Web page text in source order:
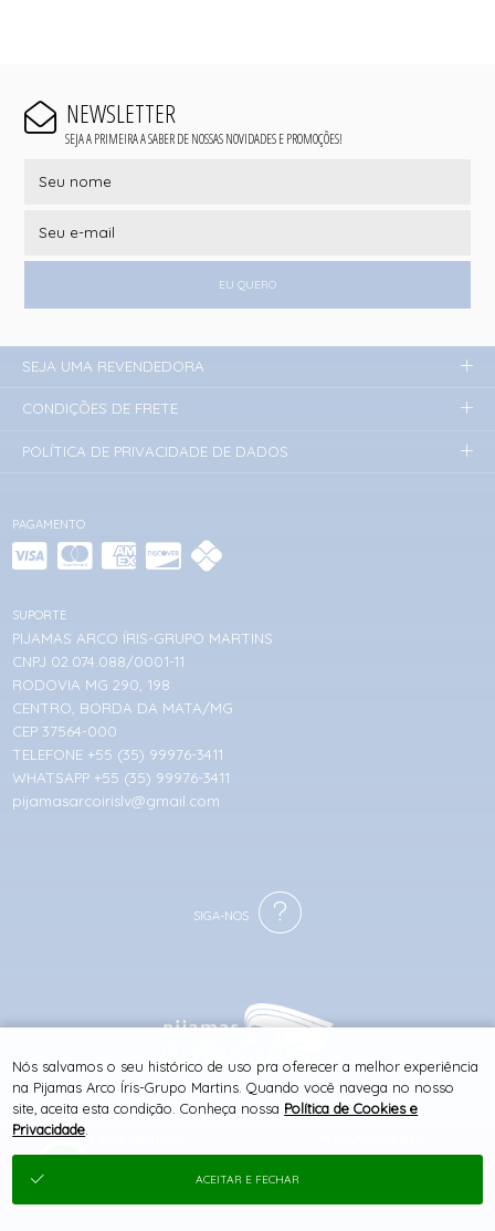
NEWSLETTER
SEJA A PRIMEIRA A SABER DE NOSSAS NOVIDADES E PROMOÇÕES!
EU QUERO
PAGAMENTO
SITE 100% SEGURO
SUPORTE
PIJAMAS ARCO ÍRIS-GRUPO MARTINS
CNPJ 02.074.088/0001-11
RODOVIA MG 290, 198
CENTRO, BORDA DA MATA/MG
CEP 37564-000
TELEFONE +55 (35) 99976-3411
WHATSAPP +55 (35) 99976-3411
pijamasarcoirislv@gmail.com
SEJA UMA REVENDEDORA
CONDIÇÕES DE FRETE
POLÍTICA DE PRIVACIDADE DE DADOS
® TODOS DIREITOS RESERVADOS
Nós salvamos o seu histórico de uso pra oferecer a melhor experiência
na Pijamas Arco Íris-Grupo Martins. Quando você navega no nosso
site, aceita esta condição. Conheça nossa Política de Cookies e
Privacidade
ACEITAR E FECHAR